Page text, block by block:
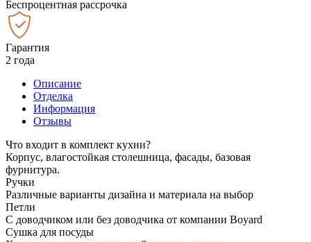
Беспроцентная рассрочка
Гарантия
2 года
Описание
Отделка
Информация
Отзывы
Что входит в комплект кухни?
Корпус, влагостойкая столешница, фасады, базовая
фурнитура.
Ручки
Различные варианты дизайна и материала на выбор
Петли
С доводчиком или без доводчика от компании Boyard
Сушка для посуды